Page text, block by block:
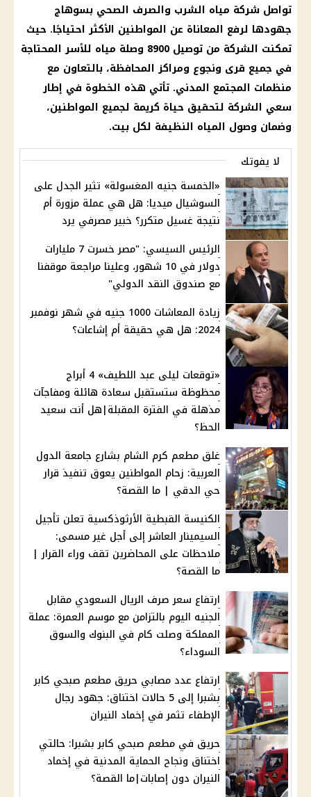
تواصل شركة مياه الشرب والصرف الصحي بسوهاج
جهودها لرفع المعاناة عن المواطنين الأكثر احتياجًا. حيث
تمكنت الشركة من توصيل 8900 وصلة مياه للأسر المحتاجة
في جميع قرى ونجوع ومراكز المحافظة، بالتعاون مع
منظمات المجتمع المدني. تأتي هذه الخطوة في إطار
سعي الشركة لتحقيق حياة كريمة لجميع المواطنين،
وضمان وصول المياه النظيفة لكل بيت.
لا يفوتك
«الخمسة جنيه المغسولة» تثير الجدل على
السوشيال ميديا: هل هي عملة مزورة أم
نتيجة غسيل متكرر؟ خبير مصرفي يرد
الرئيس السيسي: "مصر خسرت 7 مليارات
دولار في 10 شهور، وعلينا مراجعة موقفنا
مع صندوق النقد الدولي"
زيادة المعاشات 1000 جنيه في شهر نوفمبر
2024: هل هي حقيقة أم إشاعات؟
«توقعات ليلى عبد اللطيف» 4 أبراج
محظوظة ستستقبل سعادة هائلة ومفاجآت
مذهلة في الفترة المقبلة|هل أنت سعيد
الحظ؟
غلق مطعم كرم الشام بشارع جامعة الدول
العربية: زحام المواطنين يعوق تنفيذ قرار
حي الدقي | ما القصة؟
الكنيسة القبطية الأرثوذكسية تعلن تأجيل
السيمينار العاشر إلى أجل غير مسمى:
ملاحظات على المحاضرين تقف وراء القرار |
ما القصة؟
ارتفاع سعر صرف الريال السعودي مقابل
الجنيه اليوم بالتزامن مع موسم العمرة: عملة
المملكة وصلت كام في البنوك والسوق
السوداء؟
ارتفاع عدد مصابي حريق مطعم صبحي كابر
بشبرا إلى 5 حالات اختناق: جهود رجال
الإطفاء تثمر في إخماد النيران
حريق في مطعم صبحي كابر بشبرا: حالتي
اختناق ونجاح الحماية المدنية في إخماد
النيران دون إصابات|ما القصة؟